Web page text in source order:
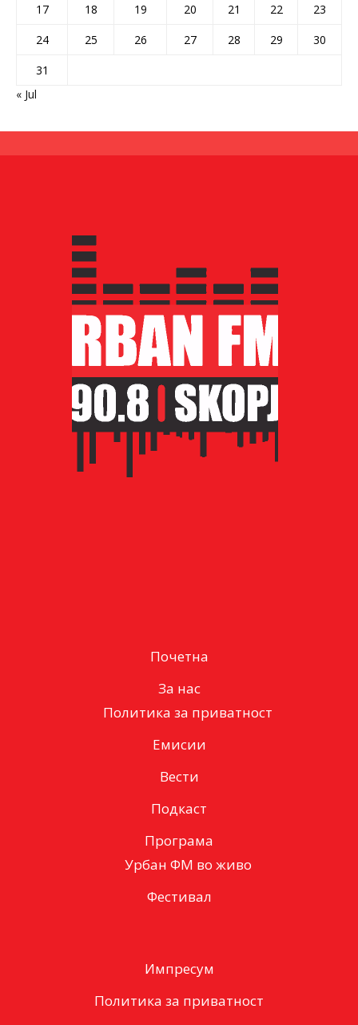
17
18 19 20 21 22
23
24
25 26 27 28 29
30
31
« Jul
Почетна
За нас
Политика за приватност
Емисии
Вести
Подкаст
Програма
Урбан ФМ во живо
Фестивал
Импресум
Политика за приватност